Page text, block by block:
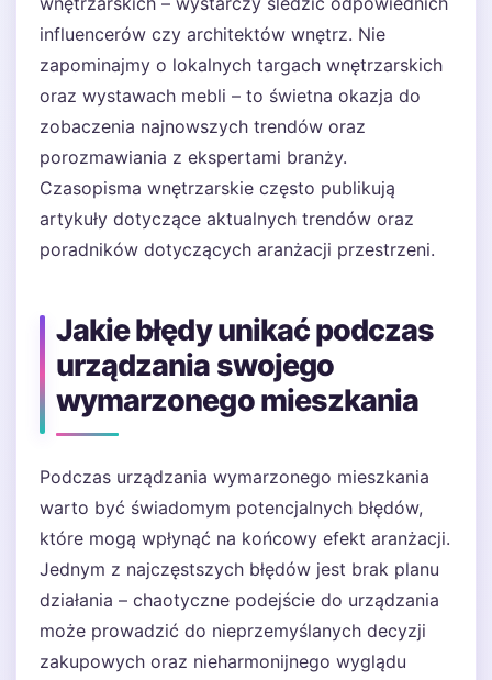
influencerów czy architektów wnętrz. Nie
zapominajmy o lokalnych targach wnętrzarskich
oraz wystawach mebli – to świetna okazja do
zobaczenia najnowszych trendów oraz
porozmawiania z ekspertami branży.
Czasopisma wnętrzarskie często publikują
artykuły dotyczące aktualnych trendów oraz
poradników dotyczących aranżacji przestrzeni.
Jakie błędy unikać podczas
urządzania swojego
wymarzonego mieszkania
Podczas urządzania wymarzonego mieszkania
warto być świadomym potencjalnych błędów,
które mogą wpłynąć na końcowy efekt aranżacji.
Jednym z najczęstszych błędów jest brak planu
działania – chaotyczne podejście do urządzania
może prowadzić do nieprzemyślanych decyzji
zakupowych oraz nieharmonijnego wyglądu